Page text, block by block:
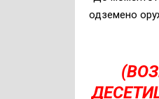
одземено